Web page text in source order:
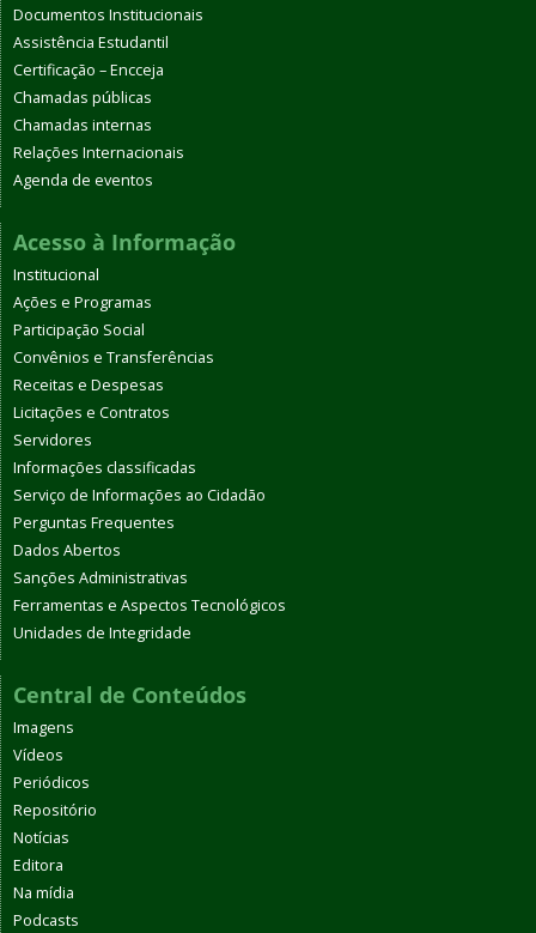
Documentos Institucionais
Assistência Estudantil
Certificação – Encceja
Chamadas públicas
Chamadas internas
Relações Internacionais
Agenda de eventos
Acesso à Informação
Institucional
Ações e Programas
Participação Social
Convênios e Transferências
Receitas e Despesas
Licitações e Contratos
Servidores
Informações classificadas
Serviço de Informações ao Cidadão
Perguntas Frequentes
Dados Abertos
Sanções Administrativas
Ferramentas e Aspectos Tecnológicos
Unidades de Integridade
Central de Conteúdos
Imagens
Vídeos
Periódicos
Repositório
Notícias
Editora
Na mídia
Podcasts